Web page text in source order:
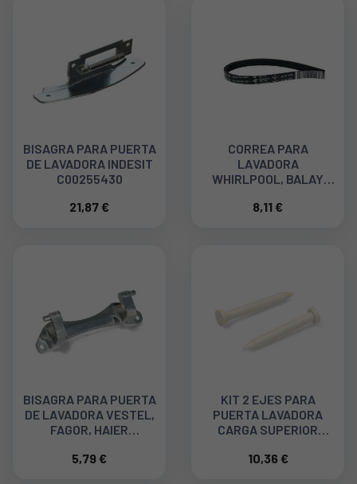
BISAGRA PARA PUERTA
DE LAVADORA INDESIT
C00255430
21,87 €
CORREA PARA
LAVADORA
WHIRLPOOL, BALAY
8,11 €
BISAGRA PARA PUERTA
DE LAVADORA VESTEL,
FAGOR, HAIER
5,79 €
KIT 2 EJES PARA
PUERTA LAVADORA
CARGA SUPERIOR
49033811
10,36 €